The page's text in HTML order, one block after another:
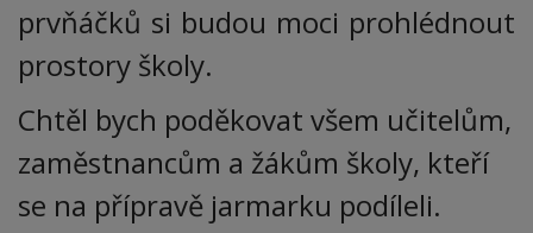
prvňáčků si budou moci prohlédnout
prostory školy.
Chtěl bych poděkovat všem učitelům,
zaměstnancům a žákům školy, kteří
se na přípravě jarmarku podíleli.